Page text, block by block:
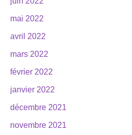
mai 2022
avril 2022
mars 2022
février 2022
janvier 2022
décembre 2021
novembre 2021